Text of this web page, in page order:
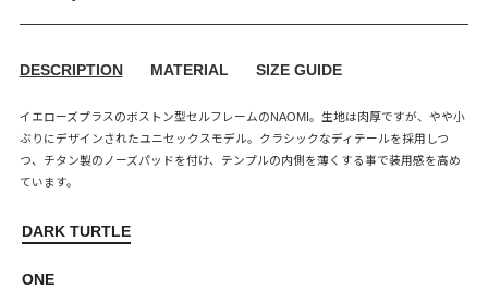
価
価
DESCRIPTION MATERIAL SIZE GUIDE
イエローズプラスのボストン型セルフレームのNAOMI。生地は肉厚ですが、やや小
ぶりにデザインされたユニセックスモデル。クラシックなディテールを採用しつ
つ、チタン製のノーズパッドを付け、テンプルの内側を薄くする事で装用感を高め
ています。
DARK TURTLE
ONE